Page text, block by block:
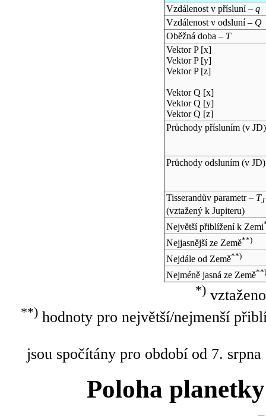
Vzdálenost v přísluní – q
Vzdálenost v odsluní – Q
Oběžná doba – T
Vektor P [x]
Vektor P [y]
Vektor P [z]
Vektor Q [x]
Vektor Q [y]
Vektor Q [z]
Průchody přísluním (v JD)
Průchody odsluním (v JD)
Tisserandův parametr – TJ
(vztažený k Jupiteru)
Největší přiblížení k Zemi
Nejjasnější ze Země**)
Nejdále od Země**)
Nejméně jasná ze Země**)
*)
**)hodnoty pro největší/nejmenší
jsou spočítány pro období od 7.
Poloha